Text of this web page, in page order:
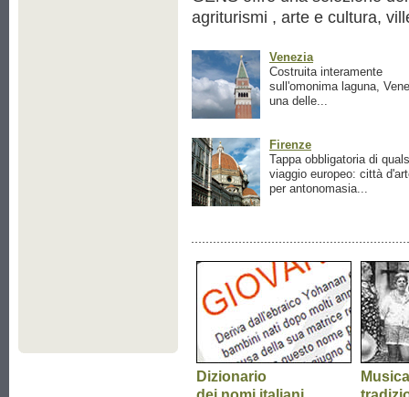
agriturismi , arte e cultura,
Venezia
Costruita interamente
sull'omonima laguna,
una delle...
Firenze
Tappa obbligatoria di
viaggio europeo: città
per antonomasia...
Dizionario
Musica